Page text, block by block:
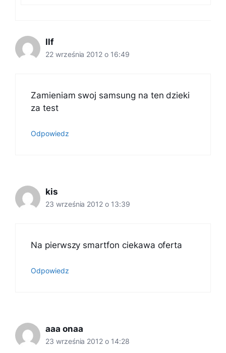
Ilf
22 września 2012 o 16:49
Zamieniam swoj samsung na ten dzieki
za test
Odpowiedz
kis
23 września 2012 o 13:39
Na pierwszy smartfon ciekawa oferta
Odpowiedz
aaa onaa
23 września 2012 o 14:28